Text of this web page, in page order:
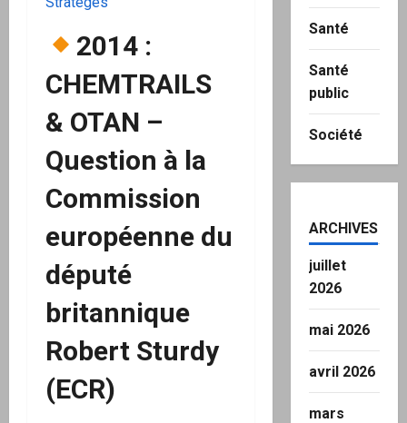
2014 :
CHEMTRAILS
& OTAN –
Question à la
Commission
européenne du
député
britannique
Robert Sturdy
(ECR)
Santé
Santé
public
Société
ARCHIVES
juillet
2026
mai 2026
avril 2026
mars